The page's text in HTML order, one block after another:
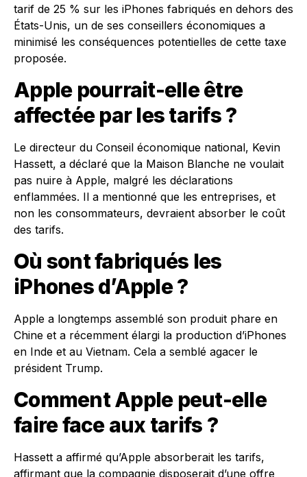
tarif de 25 % sur les iPhones fabriqués en dehors des
États-Unis, un de ses conseillers économiques a
minimisé les conséquences potentielles de cette taxe
proposée.
Apple pourrait-elle être
affectée par les tarifs ?
Le directeur du Conseil économique national, Kevin
Hassett, a déclaré que la Maison Blanche ne voulait
pas nuire à Apple, malgré les déclarations
enflammées. Il a mentionné que les entreprises, et
non les consommateurs, devraient absorber le coût
des tarifs.
Où sont fabriqués les
iPhones d’Apple ?
Apple a longtemps assemblé son produit phare en
Chine et a récemment élargi la production d’iPhones
en Inde et au Vietnam. Cela a semblé agacer le
président Trump.
Comment Apple peut-elle
faire face aux tarifs ?
Hassett a affirmé qu’Apple absorberait les tarifs,
affirmant que la compagnie disposerait d’une offre